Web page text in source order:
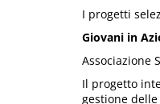
I progetti
Giovani in
Associazione
Il progetto
gestione